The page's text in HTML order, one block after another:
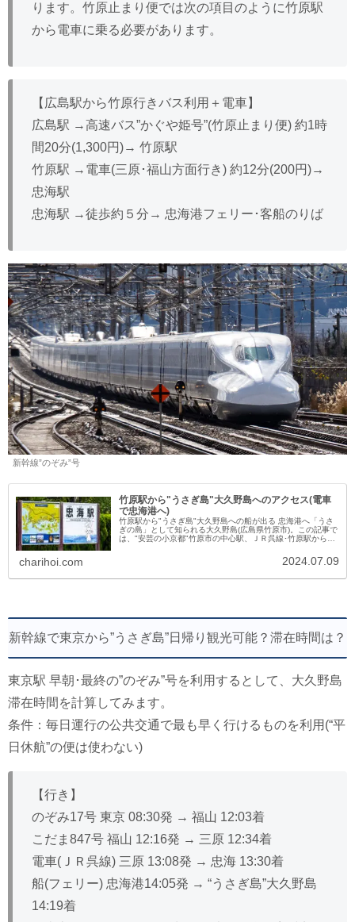
ります。竹原止まり便では次の項目のように竹原駅
から電車に乗る必要があります。
【広島駅から竹原行きバス利用＋電車】
広島駅 →高速バス”かぐや姫号”(竹原止まり便) 約1時
間20分(1,300円)→ 竹原駅
竹原駅 →電車(三原･福山方面行き) 約12分(200円)→
忠海駅
忠海駅 →徒歩約５分→ 忠海港フェリー･客船のりば
新幹線”のぞみ”号
竹原駅から"うさぎ島"大久野島へのアクセス(電車
で忠海港へ)
竹原駅から"うさぎ島"大久野島への船が出る 忠海港へ「うさ
ぎの島」として知られる大久野島(広島県竹原市)。この記事で
は、"安芸の小京都"竹原市の中心駅、ＪＲ呉線･竹原駅から大
charihoi.com 2024.07.09
新幹線で東京から”うさぎ島”日帰り観光可能？滞在時間は？
東京駅 早朝･最終の”のぞみ”号を利用するとして、大久野島
滞在時間を計算してみます。
条件：毎日運行の公共交通で最も早く行けるものを利用(“平
日休航”の便は使わない)
【行き】
のぞみ17号 東京 08:30発 → 福山 12:03着
こだま847号 福山 12:16発 → 三原 12:34着
電車(ＪＲ呉線) 三原 13:08発 → 忠海 13:30着
船(フェリー) 忠海港14:05発 → “うさぎ島”大久野島
14:19着